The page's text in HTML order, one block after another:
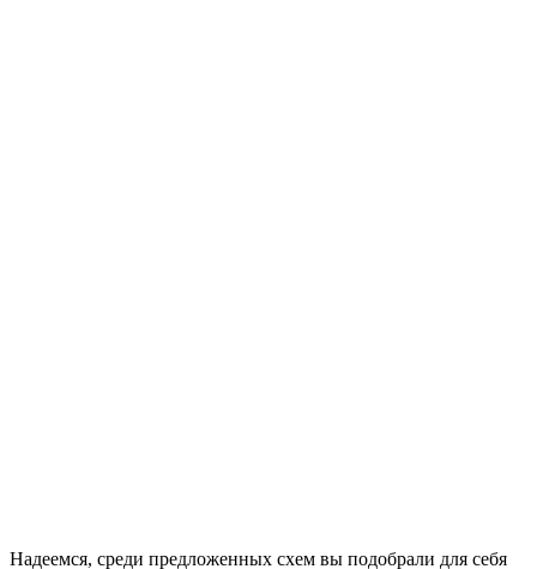
Надеемся, среди предложенных схем вы подобрали для себя